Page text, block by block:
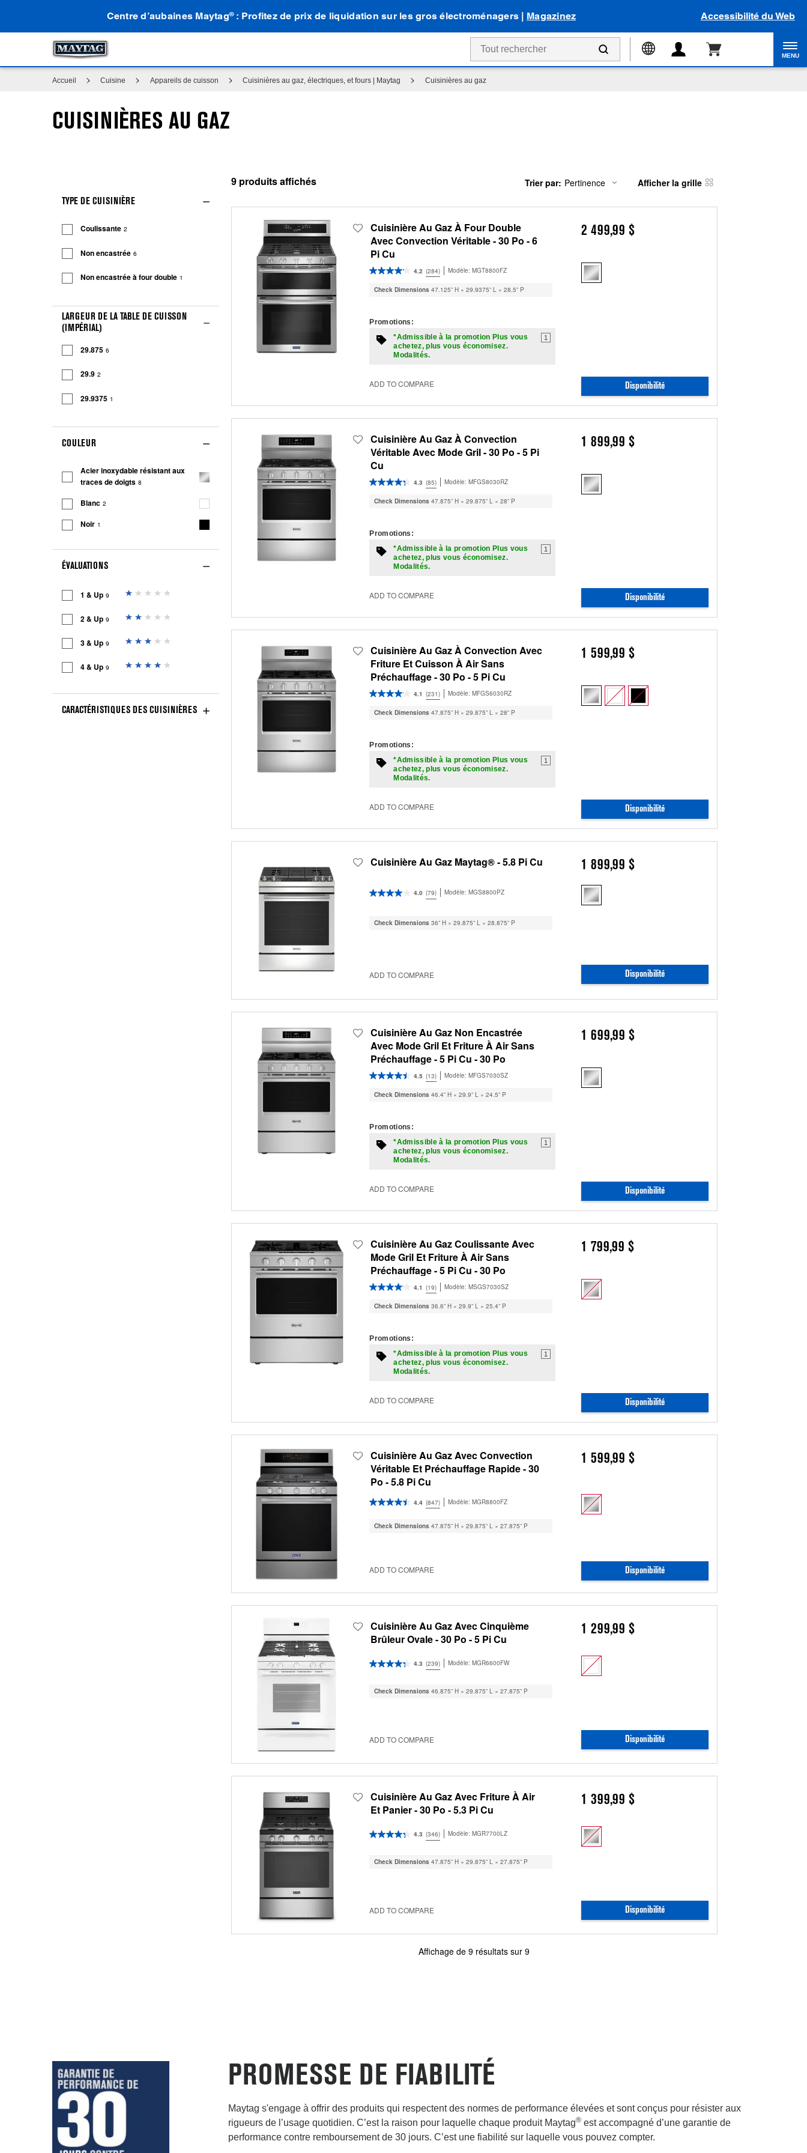
Centre d’aubaines Maytag®: Profitez de prix de liquidation sur les gros électroménagers | Magazinez Accessibilité du Web
MENU
Accueil Cuisine Appareils de cuisson Cuisinières au gaz, électriques, et fours | Maytag Cuisinières au gaz
CUISINIÈRES AU GAZ
TYPE DE CUISINIÈRE
Coulissante 2
Non encastrée 6
Non encastrée à four double 1
LARGEUR DE LA TABLE DE CUISSON
(IMPÉRIAL)
29.875 6
29.9 2
29.9375 1
COULEUR
Acier inoxydable résistant aux
traces de doigts 8
Blanc 2
Noir 1
ÉVALUATIONS
1 & Up 9
2 & Up 9
3 & Up 9
4 & Up 9
CARACTÉRISTIQUES DES CUISINIÈRES
9
Content
the
changed
Trier par:
Changing
sort
page
Pertinence Afficher la grille
Cuisinière Au Gaz À Four Double
Avec Convection Véritable - 30 Po - 6
Pi Cu
4.2 (284) Modèle:MGT8800FZ
ADD TO COMPARE
Check Dimensions47.125” H × 29.9375” L × 28.5” P
2 499,99 $
Promotions:
*Admissible à la promotion Plus vous
achetez, plus vous économisez.
Modalités.
1
Disponibilité
Cuisinière Au Gaz À Convection
Véritable Avec Mode Gril - 30 Po - 5 Pi
Cu
4.3 (85) Modèle:MFGS8030RZ
ADD TO COMPARE
Check Dimensions47.875” H × 29.875” L × 28” P
1 899,99 $
Promotions:
*Admissible à la promotion Plus vous
achetez, plus vous économisez.
Modalités.
1
Disponibilité
Cuisinière Au Gaz À Convection Avec
Friture Et Cuisson À Air Sans
Préchauffage - 30 Po - 5 Pi Cu
4.1 (231) Modèle:MFGS6030RZ
ADD TO COMPARE
Check Dimensions47.875” H × 29.875” L × 28” P
1 599,99 $
Promotions:
*Admissible à la promotion Plus vous
achetez, plus vous économisez.
Modalités.
1
Disponibilité
Cuisinière Au Gaz Maytag® - 5.8 Pi Cu
4.0 (79) Modèle:MGS8800PZ
ADD TO COMPARE
Check Dimensions36” H × 29.875” L × 28.875” P
1 899,99 $
Disponibilité
Cuisinière Au Gaz Non Encastrée
Avec Mode Gril Et Friture À Air Sans
Préchauffage - 5 Pi Cu - 30 Po
4.5 (13) Modèle:MFGS7030SZ
ADD TO COMPARE
Check Dimensions46.4” H × 29.9” L × 24.5” P
1 699,99 $
Promotions:
*Admissible à la promotion Plus vous
achetez, plus vous économisez.
Modalités.
1
Disponibilité
Cuisinière Au Gaz Coulissante Avec
Mode Gril Et Friture À Air Sans
Préchauffage - 5 Pi Cu - 30 Po
4.1 (19) Modèle:MSGS7030SZ
ADD TO COMPARE
Check Dimensions36.6” H × 29.9” L × 25.4” P
1 799,99 $
Promotions:
*Admissible à la promotion Plus vous
achetez, plus vous économisez.
Modalités.
1
Disponibilité
Cuisinière Au Gaz Avec Convection
Véritable Et Préchauffage Rapide - 30
Po - 5.8 Pi Cu
4.4 (847) Modèle:MGR8800FZ
ADD TO COMPARE
Check Dimensions47.875” H × 29.875” L × 27.875” P
1 599,99 $
Disponibilité
Cuisinière Au Gaz Avec Cinquième
Brûleur Ovale - 30 Po - 5 Pi Cu
4.3 (239) Modèle:MGR6600FW
ADD TO COMPARE
Check Dimensions46.875” H × 29.875” L × 27.875” P
1 299,99 $
Disponibilité
Cuisinière Au Gaz Avec Friture À Air
Et Panier - 30 Po - 5.3 Pi Cu
4.3 (346) Modèle:MGR7700LZ
ADD TO COMPARE
Check Dimensions47.875” H × 29.875” L × 27.875” P
1 399,99 $
Disponibilité
Affichage de9 résultats sur9
PROMESSE DE FIABILITÉ
Maytag s'engage à offrir des produits qui respectent des normes de performance élevées et sont conçus pour résister aux
rigueurs de l’usage quotidien. C’est la raison pour laquelle chaque produit Maytag®est accompagné d’une garantie de
performance contre remboursement de 30 jours. C’est une fiabilité sur laquelle vous pouvez compter.